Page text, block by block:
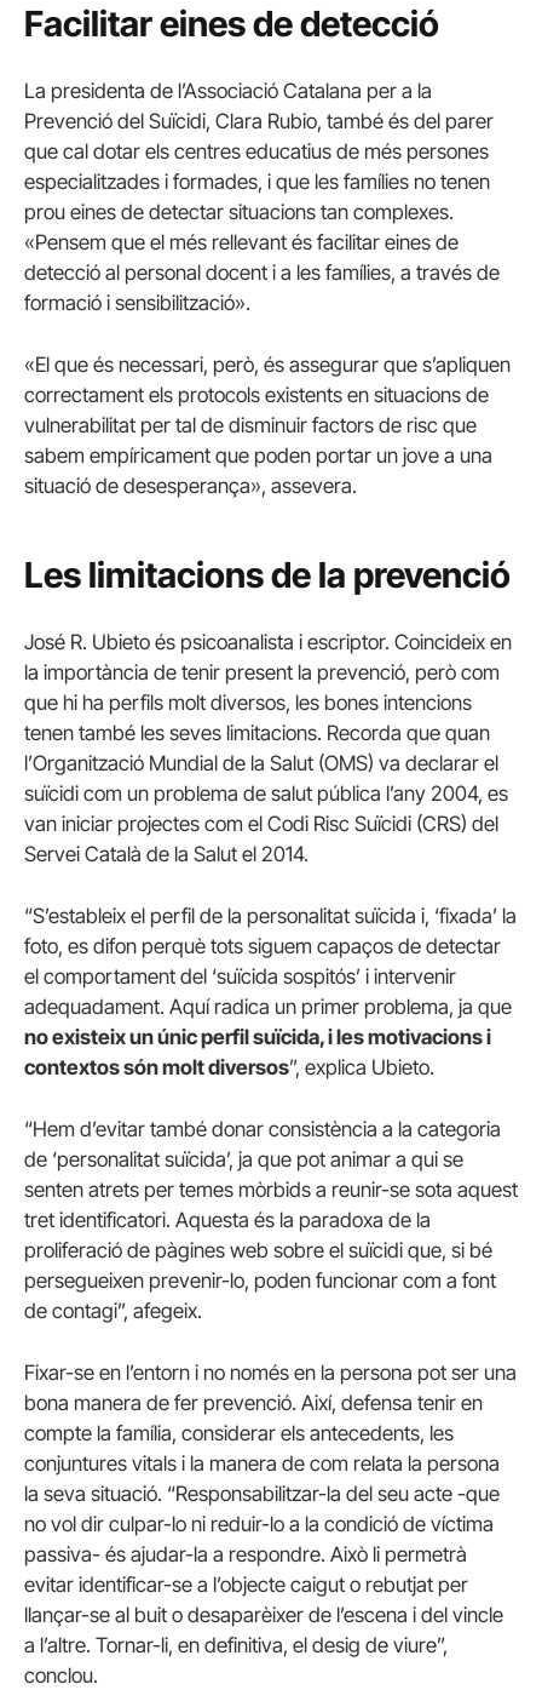
Facilitar eines de detecció
La presidenta de l’Associació Catalana per a la
Prevenció del Suïcidi, Clara Rubio, també és del parer
que cal dotar els centres educatius de més persones
especialitzades i formades, i que les famílies no tenen
prou eines de detectar situacions tan complexes.
«Pensem que el més rellevant és facilitar eines de
detecció al personal docent i a les famílies, a través de
formació i sensibilització».
«El que és necessari, però, és assegurar que s’apliquen
correctament els protocols existents en situacions de
vulnerabilitat per tal de disminuir factors de risc que
sabem empíricament que poden portar un jove a una
situació de desesperança», assevera.
Les limitacions de la prevenció
José R. Ubieto és psicoanalista i escriptor. Coincideix en
la importància de tenir present la prevenció, però com
que hi ha perfils molt diversos, les bones intencions
tenen també les seves limitacions. Recorda que quan
l’Organització Mundial de la Salut (OMS) va declarar el
suïcidi com un problema de salut pública l’any 2004, es
van iniciar projectes com el Codi Risc Suïcidi (CRS) del
Servei Català de la Salut el 2014.
“S’estableix el perfil de la personalitat suïcida i, ‘fixada’ la
foto, es difon perquè tots siguem capaços de detectar
el comportament del ‘suïcida sospitós’ i intervenir
adequadament. Aquí radica un primer problema, ja que
no existeix un únic perfil suïcida, i les motivacions i
contextos són molt diversos”, explica Ubieto.
“Hem d’evitar també donar consistència a la categoria
de ‘personalitat suïcida’, ja que pot animar a qui se
senten atrets per temes mòrbids a reunir-se sota aquest
tret identificatori. Aquesta és la paradoxa de la
proliferació de pàgines web sobre el suïcidi que, si bé
persegueixen prevenir-lo, poden funcionar com a font
de contagi”, afegeix.
Fixar-se en l’entorn i no només en la persona pot ser una
bona manera de fer prevenció. Així, defensa tenir en
compte la família, considerar els antecedents, les
conjuntures vitals i la manera de com relata la persona
la seva situació. “Responsabilitzar-la del seu acte -que
no vol dir culpar-lo ni reduir-lo a la condició de víctima
passiva- és ajudar-la a respondre. Això li permetrà
evitar identificar-se a l’objecte caigut o rebutjat per
llançar-se al buit o desaparèixer de l’escena i del vincle
a l’altre. Tornar-li, en definitiva, el desig de viure”,
conclou.